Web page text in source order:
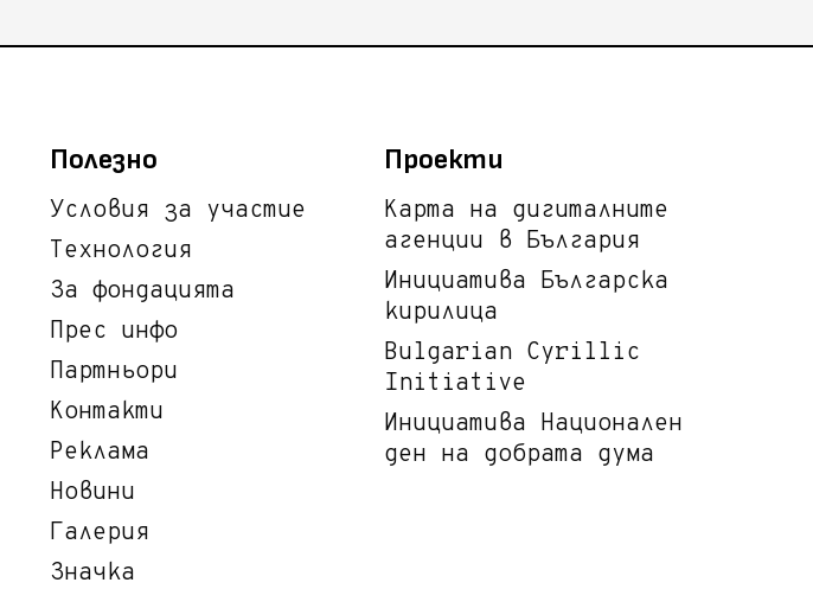
Полезно
Условия за участие
Технология
За фондацията
Прес инфо
Партньори
Контакти
Реклама
Новини
Галерия
Значка
Проекти
Карта на дигиталните
агенции в България
Инициатива Българска
кирилица
Bulgarian Cyrillic
Initiative
Инициатива Национален
ден на добрата дума